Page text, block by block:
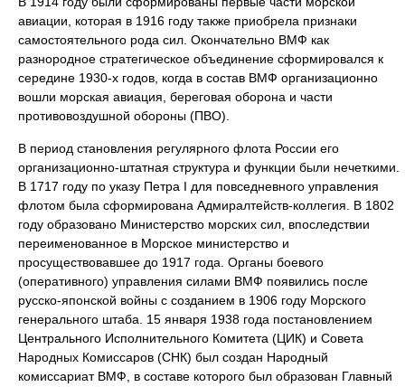
авиации, которая в 1916 году также приобрела признаки
самостоятельного рода сил. Окончательно ВМФ как
разнородное стратегическое объединение сформировался к
середине 1930-х годов, когда в состав ВМФ организационно
вошли морская авиация, береговая оборона и части
противовоздушной обороны (ПВО).
В период становления регулярного флота России его
организационно-штатная структура и функции были нечеткими.
В 1717 году по указу Петра I для повседневного управления
флотом была сформирована Адмиралтейств-коллегия. В 1802
году образовано Министерство морских сил, впоследствии
переименованное в Морское министерство и
просуществовавшее до 1917 года. Органы боевого
(оперативного) управления силами ВМФ появились после
русско-японской войны с созданием в 1906 году Морского
генерального штаба. 15 января 1938 года постановлением
Центрального Исполнительного Комитета (ЦИК) и Совета
Народных Комиссаров (СНК) был создан Народный
комиссариат ВМФ, в составе которого был образован Главный